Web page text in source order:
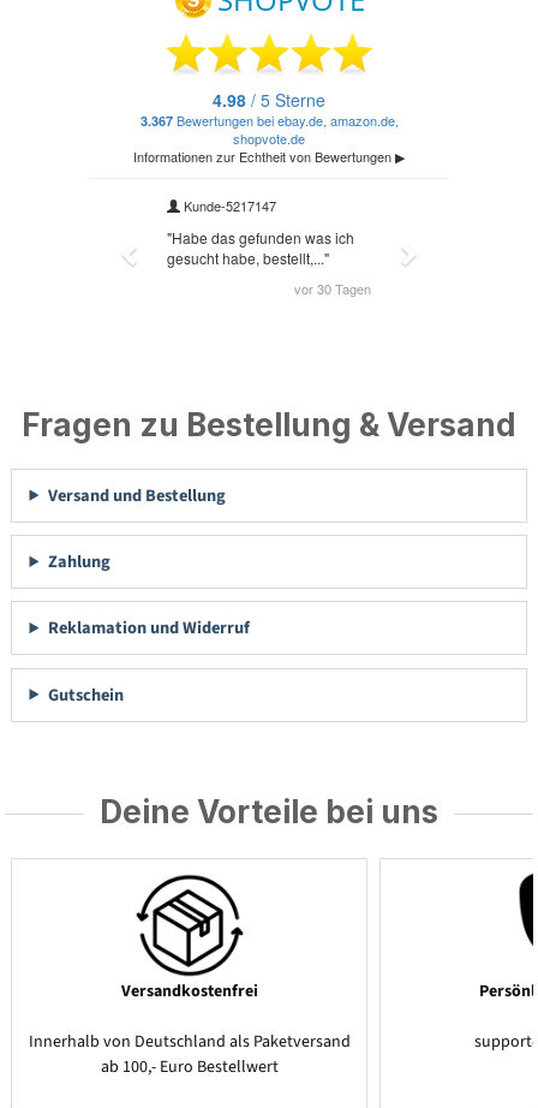
Fragen zu Bestellung & Versand
Versand und Bestellung
Zahlung
Reklamation und Widerruf
Gutschein
Deine Vorteile bei uns
Versandkostenfrei
Innerhalb von Deutschland als Paketversand
ab 100,- Euro Bestellwert